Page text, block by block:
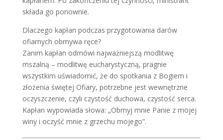
składa go ponownie.
Dlaczego kapłan podczas przygotowania darów
ofiarnych obmywa ręce?
Zanim kapłan odmówi najważniejszą modlitwę
mszalną – modlitwę eucharystyczną, pragnie
wszystkim uświadomić, że do spotkania z Bogiem i
złożenia świętej Ofiary, potrzebne jest wewnętrzne
oczyszczenie, czyli czystość duchowa, czystość serca.
Kapłan wypowiada słowa: „Obmyj mnie Panie z mojej
winy i oczyść mnie z grzechu mojego”.